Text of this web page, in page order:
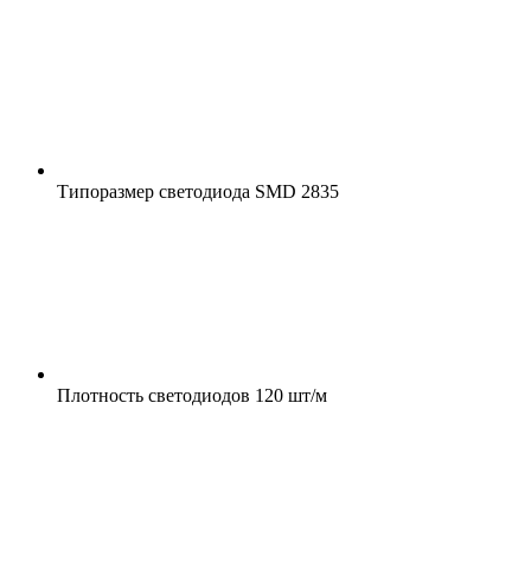
Типоразмер светодиода SMD 2835
Плотность светодиодов 120 шт/м